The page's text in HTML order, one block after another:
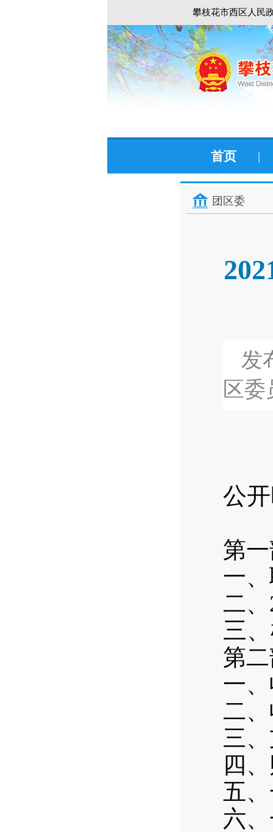
攀枝花市西区人民
首页 |
团区委
发
区委
公
第
一
二、
三
第
一
二
三
四
五
六